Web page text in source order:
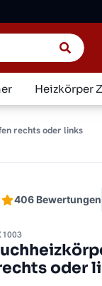
Heizkörper
rechts oder links
406 Bewertungen
oder